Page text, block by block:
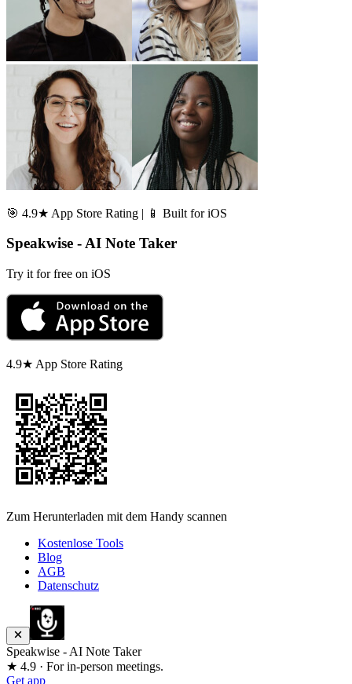
🎯 4.9★ App Store Rating | 📱 Built for iOS
Speakwise - AI Note Taker
Try it for free on iOS
4.9★ App Store Rating
Zum Herunterladen mit dem Handy scannen
Kostenlose Tools
Blog
AGB
Datenschutz
Speakwise - AI Note Taker
★ 4.9 · For in-person meetings.
Get app